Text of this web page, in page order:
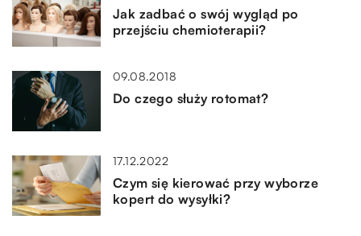
Jak zadbać o swój wygląd po
przejściu chemioterapii?
09.08.2018
Do czego służy rotomat?
17.12.2022
Czym się kierować przy wyborze
kopert do wysyłki?